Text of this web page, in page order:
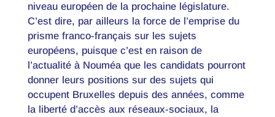
niveau européen de la prochaine législature.
C’est dire, par ailleurs la force de l’emprise du
prisme franco-français sur les sujets
européens, puisque c’est en raison de
l’actualité à Nouméa que les candidats pourront
donner leurs positions sur des sujets qui
occupent Bruxelles depuis des années, comme
la liberté d’accès aux réseaux-sociaux, la